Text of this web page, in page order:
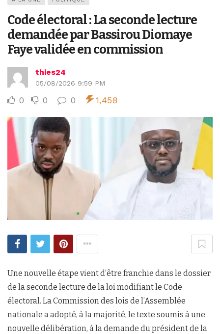
Code électoral : La seconde lecture
demandée par Bassirou Diomaye
Faye validée en commission
thies24
05/08/2026 9:59 PM
0 0 0 1,458
Une nouvelle étape vient d’être franchie dans le dossier
de la seconde lecture de la loi modifiant le Code
électoral. La Commission des lois de l’Assemblée
nationale a adopté, à la majorité, le texte soumis à une
nouvelle délibération, à la demande du président de la